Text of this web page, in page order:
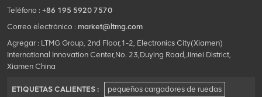
Teléfono : +86 195 5920 7570
Correo electrónico : market@ltmg.com
Agregar : LTMG Group, 2nd Floor,1-2, Electronics City(Xiamen)
International Innovation Center,No. 23,Duying Road,Jimei District,
Xiamen China
ETIQUETAS CALIENTES : pequeños cargadores de ruedas